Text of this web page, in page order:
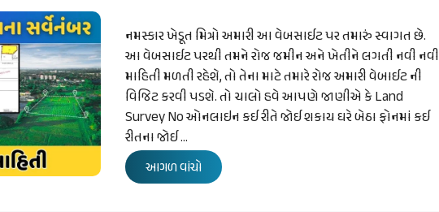
નમસ્કાર ખેડૂત મિત્રો અમારી આ વેબસાઈટ પર તમારું સ્વાગત છે.
આ વેબસાઈટ પરથી તમને રોજ જમીન અને ખેતીને લગતી નવી નવી
માહિતી મળતી રહેશે, તો તેના માટે તમારે રોજ અમારી વેબાઈટ ની
વિજિટ કરવી પડશે. તો ચાલો હવે આપણે જાણીએ કે Land
Survey No ઓનલાઇન કઈ રીતે જોઈ શકાય ઘરે બેઠા ફોનમાં કઈ
રીતના જોઈ …
આગળ વાંચો